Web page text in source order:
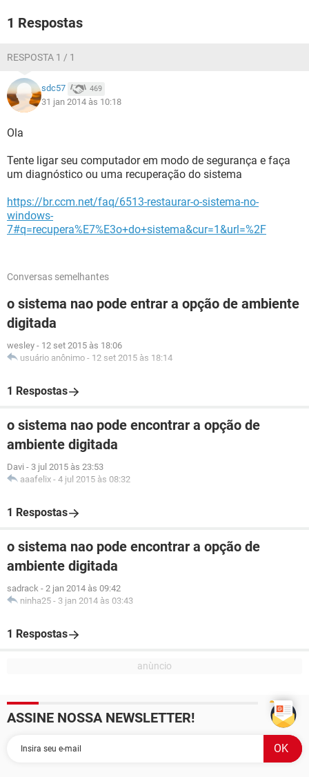
1 Respostas
RESPOSTA 1 / 1
sdc57 469
31 jan 2014 às 10:18
Ola
Tente ligar seu computador em modo de segurança e faça
um diagnóstico ou uma recuperação do sistema
https://br.ccm.net/faq/6513-restaurar-o-sistema-no-
windows-
7#q=recupera%E7%E3o+do+sistema&cur=1&url=%2F
Conversas semelhantes
o sistema nao pode entrar a opção de ambiente
digitada
wesley - 12 set 2015 às 18:06
usuário anônimo - 12 set 2015 às 18:14
1 Respostas
o sistema nao pode encontrar a opção de
ambiente digitada
Davi - 3 jul 2015 às 23:53
aaafelix - 4 jul 2015 às 08:32
1 Respostas
o sistema nao pode encontrar a opção de
ambiente digitada
sadrack - 2 jan 2014 às 09:42
ninha25 - 3 jan 2014 às 03:43
1 Respostas
ASSINE NOSSA NEWSLETTER!